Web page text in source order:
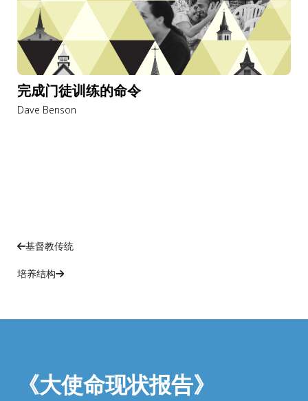
完成门徒训练的命令
Dave Benson
基督教传统
培养结构
《大使命现状报告》